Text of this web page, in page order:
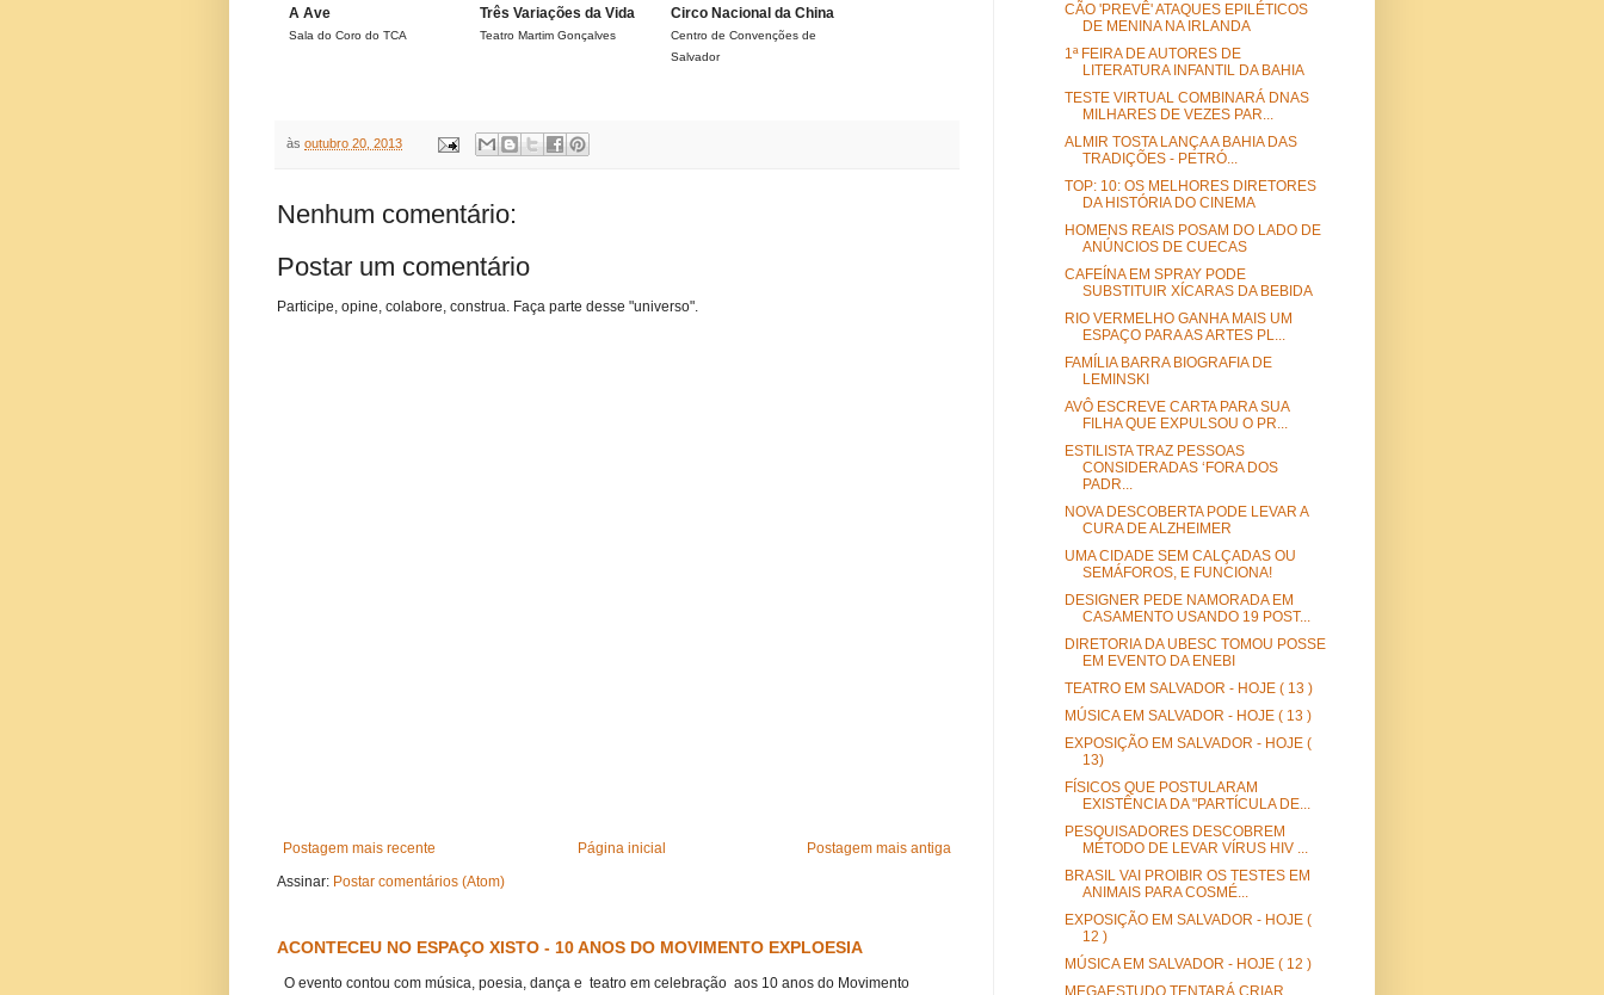
A Ave
Sala do Coro do TCA
Três Variações da Vida
Teatro Martim Gonçalves
Circo Nacional da China
Centro de Convenções de
Salvador
às outubro 20, 2013
Nenhum comentário:
Postar um comentário
Participe, opine, colabore, construa. Faça parte desse "universo".
Postagem mais recente Postagem mais antiga
Página inicial
Assinar: Postar comentários (Atom)
ACONTECEU NO ESPAÇO XISTO - 10 ANOS DO MOVIMENTO EXPLOESIA
O evento contou com música, poesia, dança e teatro em celebração aos 10 anos do Movimento
CÃO 'PREVÊ' ATAQUES EPILÉTICOS
DE MENINA NA IRLANDA
1ª FEIRA DE AUTORES DE
LITERATURA INFANTIL DA BAHIA
TESTE VIRTUAL COMBINARÁ DNAS
MILHARES DE VEZES PAR...
ALMIR TOSTA LANÇA A BAHIA DAS
TRADIÇÕES - PETRÓ...
TOP: 10: OS MELHORES DIRETORES
DA HISTÓRIA DO CINEMA
HOMENS REAIS POSAM DO LADO DE
ANÚNCIOS DE CUECAS
CAFEÍNA EM SPRAY PODE
SUBSTITUIR XÍCARAS DA BEBIDA
RIO VERMELHO GANHA MAIS UM
ESPAÇO PARA AS ARTES PL...
FAMÍLIA BARRA BIOGRAFIA DE
LEMINSKI
AVÔ ESCREVE CARTA PARA SUA
FILHA QUE EXPULSOU O PR...
ESTILISTA TRAZ PESSOAS
CONSIDERADAS ‘FORA DOS
PADR...
NOVA DESCOBERTA PODE LEVAR A
CURA DE ALZHEIMER
UMA CIDADE SEM CALÇADAS OU
SEMÁFOROS, E FUNCIONA!
DESIGNER PEDE NAMORADA EM
CASAMENTO USANDO 19 POST...
DIRETORIA DA UBESC TOMOU POSSE
EM EVENTO DA ENEBI
TEATRO EM SALVADOR - HOJE ( 13 )
MÚSICA EM SALVADOR - HOJE ( 13 )
EXPOSIÇÃO EM SALVADOR - HOJE (
13)
FÍSICOS QUE POSTULARAM
EXISTÊNCIA DA "PARTÍCULA DE...
PESQUISADORES DESCOBREM
MÉTODO DE LEVAR VÍRUS HIV ...
BRASIL VAI PROIBIR OS TESTES EM
ANIMAIS PARA COSMÉ...
EXPOSIÇÃO EM SALVADOR - HOJE (
12 )
MÚSICA EM SALVADOR - HOJE ( 12 )